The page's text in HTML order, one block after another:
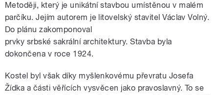
Metoději, který je unikátní stavbou umístěnou v malém
parčíku. Jejím autorem je litovelský stavitel Václav Volný.
Do plánu zakomponoval
prvky srbské sakrální architektury. Stavba byla
dokončena v roce 1924.
Kostel byl však díky myšlenkovému převratu Josefa
Žídka a části věřících vysvěcen jako pravoslavný. To se